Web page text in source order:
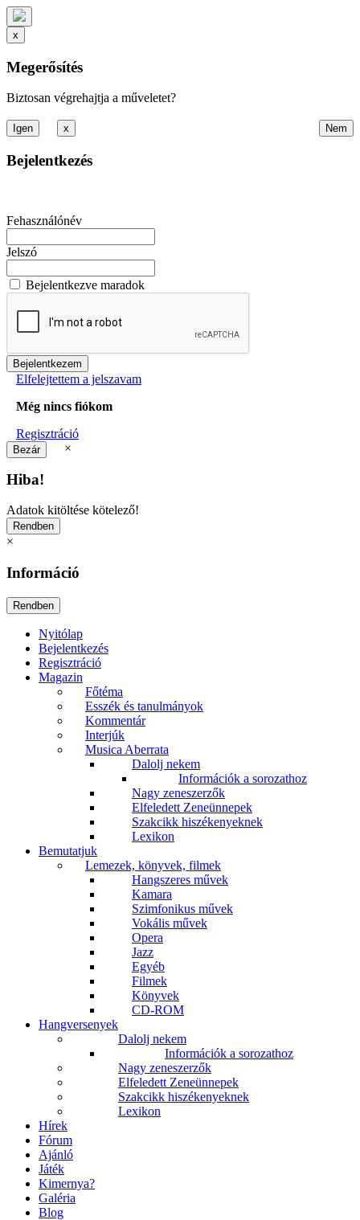
x
Megerősítés
Biztosan végrehajtja a műveletet?
x
Bejelentkezés
Fehasználónév
Jelszó
Bejelentkezve maradok
Elfelejtettem a jelszavam
Még nincs fiókom
Regisztráció
×
Hiba!
Adatok kitöltése kötelező!
×
Információ
Nyitólap
Bejelentkezés
Regisztráció
Magazin
Főtéma
Esszék és tanulmányok
Kommentár
Interjúk
Musica Aberrata
Dalolj nekem
Információk a sorozathoz
Nagy zeneszerzők
Elfeledett Zeneünnepek
Szakcikk hiszékenyeknek
Lexikon
Bemutatjuk
Lemezek, könyvek, filmek
Hangszeres művek
Kamara
Szimfonikus művek
Vokális művek
Opera
Jazz
Egyéb
Filmek
Könyvek
CD-ROM
Hangversenyek
Dalolj nekem
Információk a sorozathoz
Nagy zeneszerzők
Elfeledett Zeneünnepek
Szakcikk hiszékenyeknek
Lexikon
Hírek
Fórum
Ajánló
Játék
Kimernya?
Galéria
Blog